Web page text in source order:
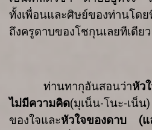
ทั้งเพื่อนและศิษย์ของท่านโดย
ถึงครูดาบของโชกุนเลยทีเดียว
ท่านทากุอันสอนว่าหัว
ไม่มีความคิด(มุเน็น-โนะ-เน็น
ของใจและหัวใจของดาบ (แ